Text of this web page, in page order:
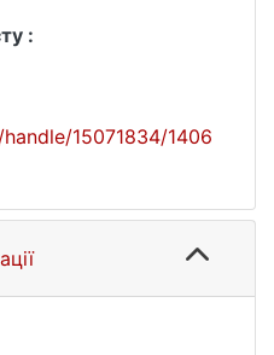
:
15071834/1406